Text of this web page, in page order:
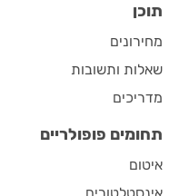
תוכן
מחירונים
שאלות ותשובות
מדריכים
תחומים פופולריים
איטום